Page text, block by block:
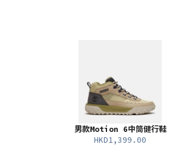
男款Motion 6中筒健行鞋
HKD1,399.00